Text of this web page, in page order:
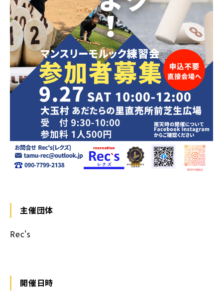
主催団体
Rec's
開催日時